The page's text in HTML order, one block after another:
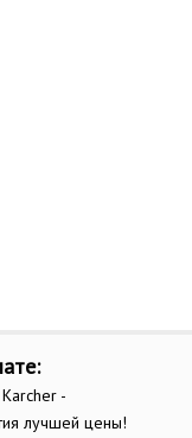
-
лучшей цены!